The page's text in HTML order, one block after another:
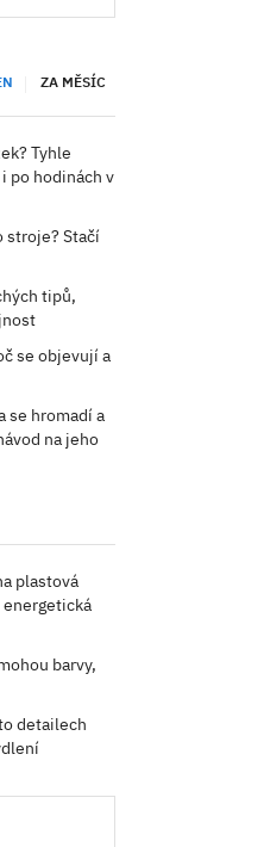
ZA MĚSÍC
Tyhle
po hodinách v
stroje? Stačí
tipů,
se objevují a
se hromadí a
na jeho
plastová
energetická
barvy,
detailech